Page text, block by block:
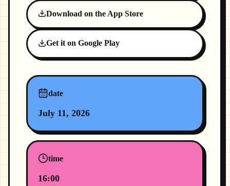
Download on the App Store
Get it on Google Play
date
July 11, 2026
time
16:00